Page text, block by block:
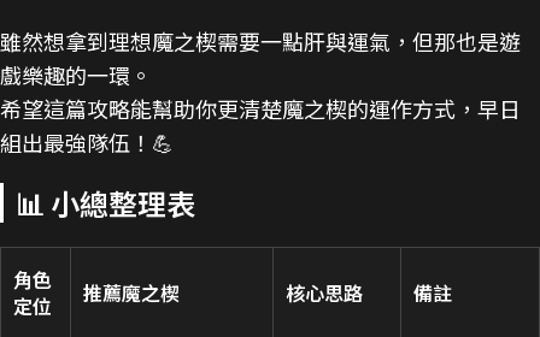
雖然想拿到理想魔之楔需要一點肝與運氣，但那也是遊
戲樂趣的一環。
希望這篇攻略能幫助你更清楚魔之楔的運作方式，早日
組出最強隊伍！💪
📊 小總整理表
角色
定位
推薦魔之楔 核心思路 備註